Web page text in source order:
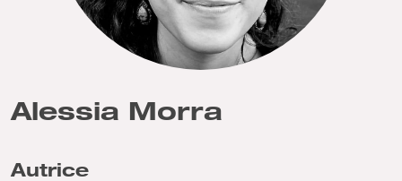
Alessia Morra
Autrice